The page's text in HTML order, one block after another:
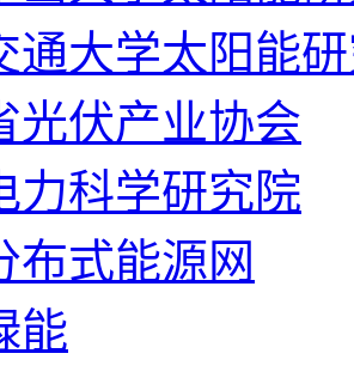
通大学太阳能
光伏产业协会
力科学研究院
布式能源网
能